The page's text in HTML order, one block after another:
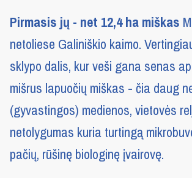
Pirmasis jų - net 12,4 ha miškas
netoliese Galiniškio kaimo.
sklypo dalis, kur veši gana senas
mišrus lapuočių miškas - čia daug
(gyvastingos) medienos, vietovės
netolygumas kuria turtingą
pačių, rūšinę biologinę įvairovę.